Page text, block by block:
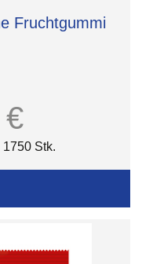
Fruchtgummi
Stk.